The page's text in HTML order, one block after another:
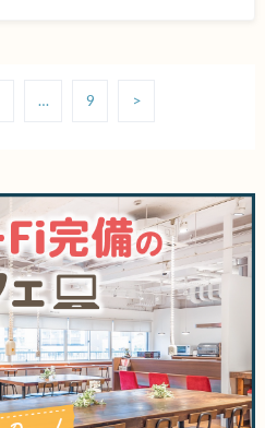
… 9 >